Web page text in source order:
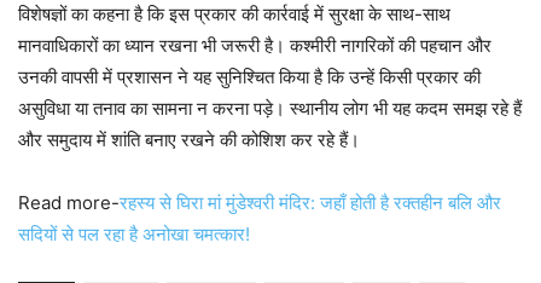
विशेषज्ञों का कहना है कि इस प्रकार की कार्रवाई में सुरक्षा के साथ-साथ
मानवाधिकारों का ध्यान रखना भी जरूरी है। कश्मीरी नागरिकों की पहचान और
उनकी वापसी में प्रशासन ने यह सुनिश्चित किया है कि उन्हें किसी प्रकार की
असुविधा या तनाव का सामना न करना पड़े। स्थानीय लोग भी यह कदम समझ रहे हैं
और समुदाय में शांति बनाए रखने की कोशिश कर रहे हैं।
Read more-रहस्य से घिरा मां मुंडेश्वरी मंदिर: जहाँ होती है रक्तहीन बलि और
सदियों से पल रहा है अनोखा चमत्कार!